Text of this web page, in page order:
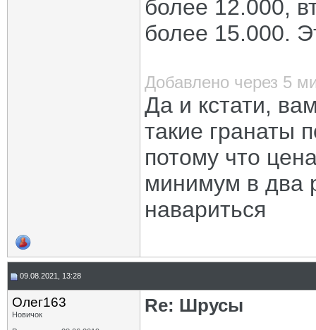
более 12.000,
более 15.000.
Добавлено через 5
Да и кстати,
такие гранаты
потому что
минимум в два
навариться
09.08.2021, 13:28
Олег163
Новичок
Re: Шрусы